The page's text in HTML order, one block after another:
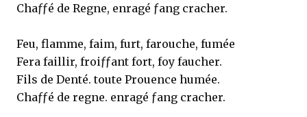
Chaƒƒé de Regne, enragé ƒang cracher.
Feu, flamme, faim, furt, farouche, fumée
Fera faillir, froiƒƒant fort, foy faucher.
Fils de Denté. toute Prouence humée.
Chaƒƒé de regne. enragé ƒang cracher.